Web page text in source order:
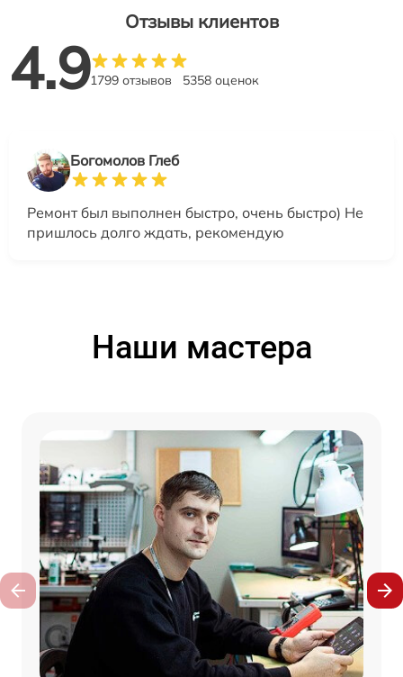
Отзывы клиентов
4.91799 отзывов 5358 оценок
Богомолов Глеб
Ремонт был выполнен быстро, очень быстро) Не
пришлось долго ждать, рекомендую
Наши мастера